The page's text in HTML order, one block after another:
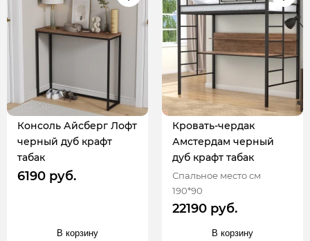
Консоль Айсберг Лофт
черный дуб крафт
табак
6190 руб.
В корзину
Кровать-чердак
Амстердам черный
дуб крафт табак
Спальное место см
190*90
22190 руб.
В корзину